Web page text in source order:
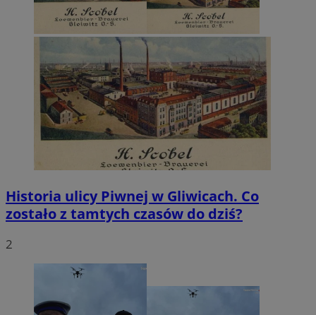
Historia ulicy Piwnej w Gliwicach. Co
zostało z tamtych czasów do dziś?
2